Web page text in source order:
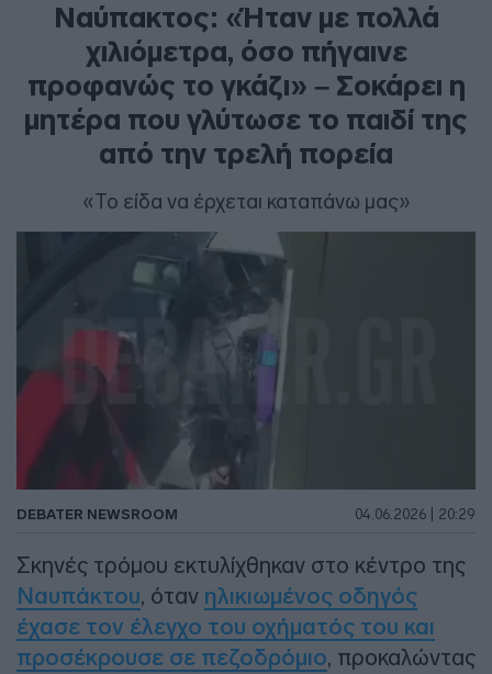
Ναύπακτος: «Ήταν με πολλά
χιλιόμετρα, όσο πήγαινε
προφανώς το γκάζι» – Σοκάρει η
μητέρα που γλύτωσε το παιδί της
από την τρελή πορεία
«Το είδα να έρχεται καταπάνω μας»
DEBATER NEWSROOM 04.06.2026 | 20:29
Σκηνές τρόμου εκτυλίχθηκαν στο κέντρο της
Ναυπάκτου, όταν ηλικιωμένος οδηγός
έχασε τον έλεγχο του οχήματός του και
προσέκρουσε σε πεζοδρόμιο, προκαλώντας